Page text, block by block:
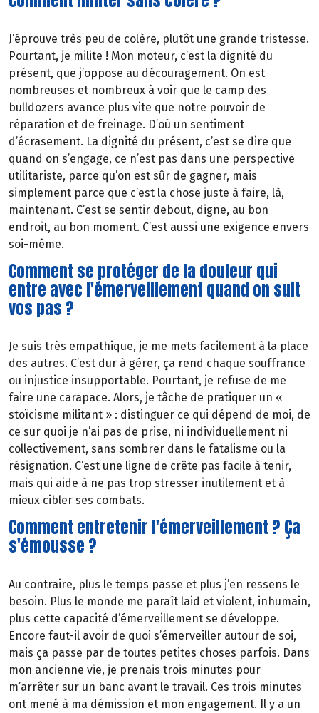
J’éprouve très peu de colère, plutôt une grande tristesse.
Pourtant, je milite ! Mon moteur, c’est la dignité du
présent, que j’oppose au découragement. On est
nombreuses et nombreux à voir que le camp des
bulldozers avance plus vite que notre pouvoir de
réparation et de freinage. D’où un sentiment
d’écrasement. La dignité du présent, c’est se dire que
quand on s’engage, ce n’est pas dans une perspective
utilitariste, parce qu’on est sûr de gagner, mais
simplement parce que c’est la chose juste à faire, là,
maintenant. C’est se sentir debout, digne, au bon
endroit, au bon moment. C’est aussi une exigence envers
soi-même.
Comment se protéger de la douleur qui
entre avec l'émerveillement quand on suit
vos pas ?
Je suis très empathique, je me mets facilement à la place
des autres. C’est dur à gérer, ça rend chaque souffrance
ou injustice insupportable. Pourtant, je refuse de me
faire une carapace. Alors, je tâche de pratiquer un «
stoïcisme militant » : distinguer ce qui dépend de moi, de
ce sur quoi je n’ai pas de prise, ni individuellement ni
collectivement, sans sombrer dans le fatalisme ou la
résignation. C’est une ligne de crête pas facile à tenir,
mais qui aide à ne pas trop stresser inutilement et à
mieux cibler ses combats.
Comment entretenir l'émerveillement ? Ça
s'émousse ?
Au contraire, plus le temps passe et plus j’en ressens le
besoin. Plus le monde me paraît laid et violent, inhumain,
plus cette capacité d’émerveillement se développe.
Encore faut-il avoir de quoi s’émerveiller autour de soi,
mais ça passe par de toutes petites choses parfois. Dans
mon ancienne vie, je prenais trois minutes pour
m’arrêter sur un banc avant le travail. Ces trois minutes
ont mené à ma démission et mon engagement. Il y a un